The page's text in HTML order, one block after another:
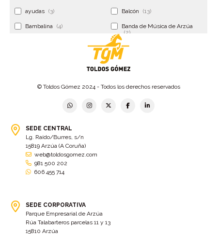
ayudas (3) Balcón (13)
Bambalina (4)
Banda de Música de Arzúa
(2)
Banderolas
Betanzos
bolsa cac (3)
bolsa ct (3)
Bolsas de elevación
Cafe-bar Nova Xeira (2)
© Toldos Gómez 2024 - Todos los derechos reservados
SEDE CENTRAL
Lg. Raído/Burres, s/n
15819 Arzúa (A Coruña)
web@toldosgomez.com
981 500 202
606 455 714
SEDE CORPORATIVA
Parque Empresarial de Arzúa
Rúa Talabarteros parcelas 11 y 13
15810 Arzúa